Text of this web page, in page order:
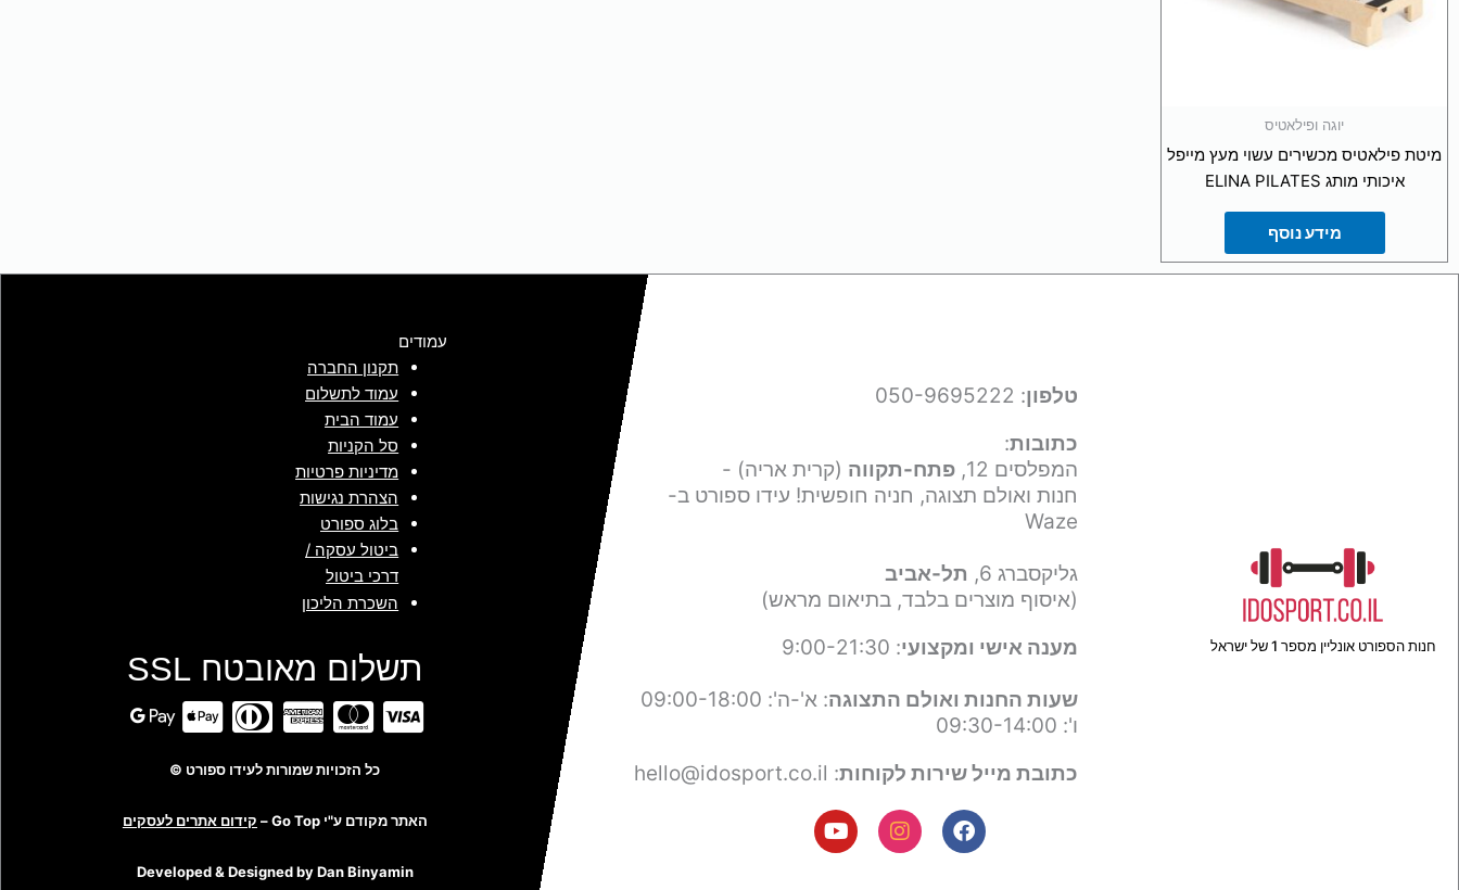
יוגה ופילאטיס
מיטת פילאטיס מכשירים עשוי מעץ מייפל
איכותי מותג ELINA PILATES
מידע נוסף
חנות הספורט אונליין מספר 1 של ישראל
טלפון: 050-9695222
כתובות:
המפלסים 12,
פתח-תקווה (קרית אריה) -
חנות ואולם תצוגה, חניה חופשית! עידו ספורט ב-
Waze
גליקסברג 6,
תל-אביב
(איסוף מוצרים בלבד, בתיאום מראש)
מענה אישי ומקצועי: 9:00-21:30
שעות החנות ואולם התצוגה: א'-ה': 09:00-18:00
ו': 09:30-14:00
כתובת מייל שירות לקוחות: hello@idosport.co.il
F
a
I
n
Y
o
עמודים
תקנון החברה
עמוד לתשלום
עמוד הבית
סל הקניות
מדיניות פרטיות
הצהרת נגישות
בלוג ספורט
ביטול עסקה /
דרכי ביטול
השכרת הליכון
תשלום מאובטח SSL
כל הזכויות שמורות לעידו ספורט ©
האתר מקודם ע"י Go Top – קידום אתרים לעסקים
Developed & Designed by Dan Binyamin